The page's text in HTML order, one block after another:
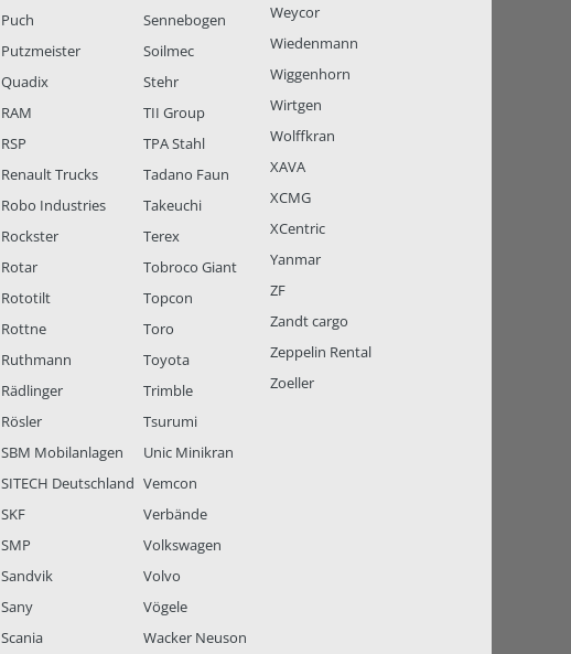
Puch
Putzmeister
Quadix
RAM
RSP
Renault Trucks
Robo Industries
Rockster
Rotar
Rototilt
Rottne
Ruthmann
Rädlinger
Rösler
SBM Mobilanlagen
SITECH Deutschland
SKF
SMP
Sandvik
Sany
Scania
Sennebogen
Soilmec
Stehr
TII Group
TPA Stahl
Tadano Faun
Takeuchi
Terex
Tobroco Giant
Topcon
Toro
Toyota
Trimble
Tsurumi
Unic Minikran
Vemcon
Verbände
Volkswagen
Volvo
Vögele
Wacker Neuson
Weycor
Wiedenmann
Wiggenhorn
Wirtgen
Wolffkran
XAVA
XCMG
XCentric
Yanmar
ZF
Zandt cargo
Zeppelin Rental
Zoeller